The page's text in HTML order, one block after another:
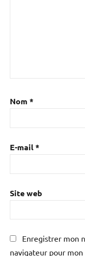
Nom *
E-mail*
Site web
Enregistrer mon
navigateur pour